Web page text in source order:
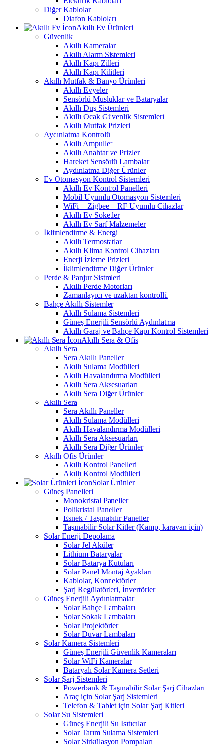
Diğer Kablolar
Diafon Kabloları
Akıllı Ev Ürünleri
Güvenlik
Akıllı Kameralar
Akıllı Alarm Sistemleri
Akıllı Kapı Zilleri
Akıllı Kapı Kilitleri
Akıllı Mutfak & Banyo Ürünleri
Akıllı Evyeler
Sensörlü Musluklar ve Bataryalar
Akıllı Duş Sistemleri
Akıllı Ocak Güvenlik Sistemleri
Akıllı Mutfak Prizleri
Aydınlatma Kontrolü
Akıllı Ampuller
Akıllı Anahtar ve Prizler
Hareket Sensörlü Lambalar
Aydınlatma Diğer Ürünler
Ev Otomasyon Kontrol Sistemleri
Akıllı Ev Kontrol Panelleri
Mobil Uyumlu Otomasyon Sistemleri
WiFi + Zigbee + RF Uyumlu Cihazlar
Akıllı Ev Soketler
Akıllı Ev Sarf Malzemeler
İklimlendirme & Energi
Akıllı Termostatlar
Akıllı Klima Kontrol Cihazları
Enerji İzleme Prizleri
İklimlendirme Diğer Ürünler
Perde & Panjur Sistmleri
Akıllı Perde Motorları
Zamanlayıcı ve uzaktan kontrollü
Bahçe Akıllı Sistemler
Akıllı Sulama Sistemleri
Güneş Enerjili Sensörlü Aydınlatma
Akıllı Garaj ve Bahçe Kapı Kontrol Sistemleri
Akıllı Sera & Ofis
Akıllı Sera
Sera Akıllı Paneller
Akıllı Sulama Modülleri
Akıllı Havalandırma Modülleri
Akıllı Sera Aksesuarları
Akıllı Sera Diğer Ürünler
Akıllı Sera
Sera Akıllı Paneller
Akıllı Sulama Modülleri
Akıllı Havalandırma Modülleri
Akıllı Sera Aksesuarları
Akıllı Sera Diğer Ürünler
Akıllı Ofis Ürünler
Akıllı Kontrol Panelleri
Akıllı Kontrol Modülleri
Solar Ürünler
Güneş Panelleri
Monokristal Paneller
Polikristal Paneller
Esnek / Taşınabilir Paneller
Taşınabilir Solar Kitler (Kamp, karavan için)
Solar Enerji Depolama
Solar Jel Aküler
Lithium Bataryalar
Solar Batarya Kutuları
Solar Panel Montaj Ayakları
Kablolar, Konnektörler
Şarj Regülatörleri, İnvertörler
Güneş Enerjili Aydınlatmalar
Solar Bahçe Lambaları
Solar Sokak Lambaları
Solar Projektörler
Solar Duvar Lambaları
Solar Kamera Sistemleri
Güneş Enerjili Güvenlik Kameraları
Solar WiFi Kameralar
Bataryalı Solar Kamera Setleri
Solar Şarj Sistemleri
Powerbank & Taşınabilir Solar Şarj Cihazları
Araç için Solar Şarj Sistemleri
Telefon & Tablet için Solar Şarj Kitleri
Solar Su Sistemleri
Güneş Enerjili Su Isıtıcılar
Solar Tarım Sulama Sistemleri
Solar Sirkülasyon Pompaları